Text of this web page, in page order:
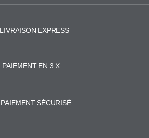
LIVRAISON EXPRESS
PAIEMENT EN 3 X
PAIEMENT SÉCURISÉ